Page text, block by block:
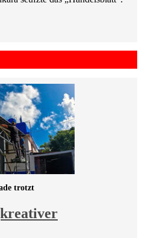
trotzt